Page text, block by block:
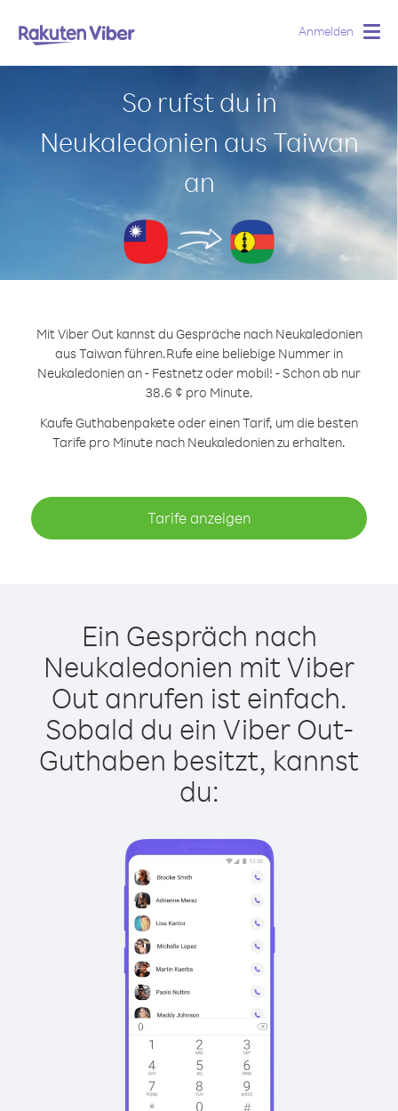
Anmelden
So rufst du in
Neukaledonien aus Taiwan
an
Mit Viber Out kannst du Gespräche nach Neukaledonien
aus Taiwan führen.Rufe eine beliebige Nummer in
Neukaledonien an - Festnetz oder mobil! - Schon ab nur
38.6 ¢ pro Minute.
Kaufe Guthabenpakete oder einen Tarif, um die besten
Tarife pro Minute nach Neukaledonien zu erhalten.
Tarife anzeigen
Ein Gespräch nach
Neukaledonien mit Viber
Out anrufen ist einfach.
Sobald du ein Viber Out-
Guthaben besitzt, kannst
du: